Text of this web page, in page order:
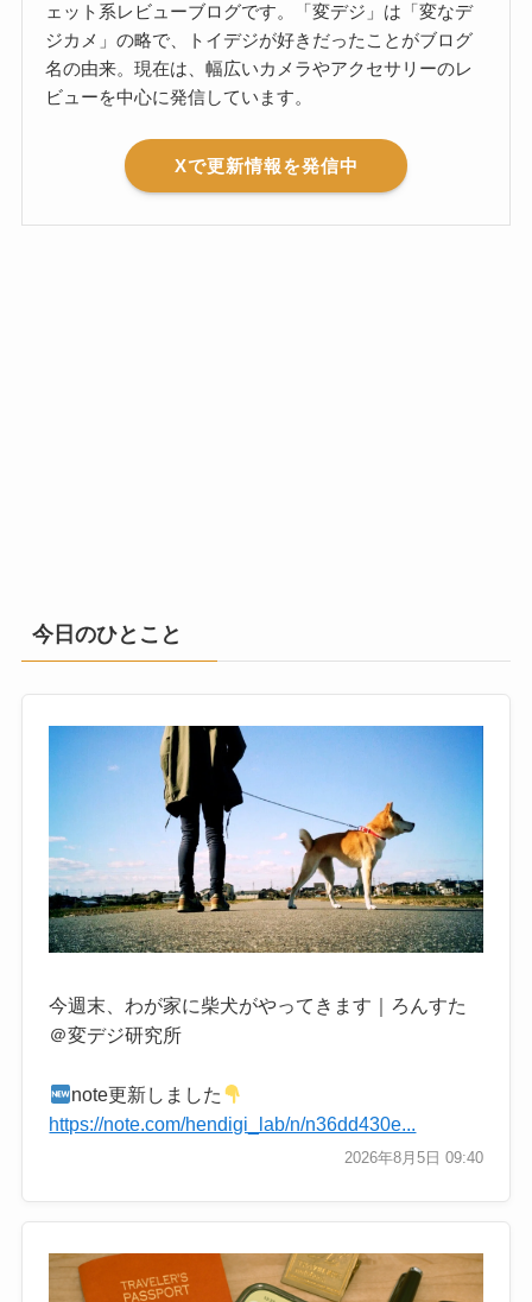
ェット系レビューブログです。「変デジ」は「変なデ
ジカメ」の略で、トイデジが好きだったことがブログ
名の由来。現在は、幅広いカメラやアクセサリーのレ
ビューを中心に発信しています。
Xで更新情報を発信中
今日のひとこと
今週末、わが家に柴犬がやってきます｜ろんすた
＠変デジ研究所
note更新しました
https://note.com/hendigi_lab/n/n36dd430e...
2026年8月5日 09:40